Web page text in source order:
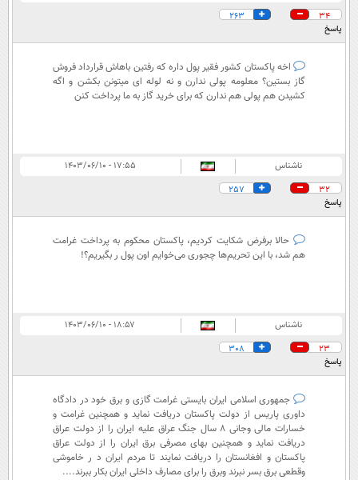
34
263
پاسخ
اخه پاکستان کشور فقیر پول داره که رفتین باهاش قرارداد فروش
گاز بستین؟ معلومه پولی ندارن و نه لوله ای میتونن بکشن و اگه
کشیدن هم پولی هم ندارن که برای خرید گاز به ما پرداخت کنن
ناشناس
۱۷:۵۵ - ۱۴۰۳/۰۶/۱۰
32
257
پاسخ
حالا برفرض شکایت کردیم، پاکستان محکوم به پرداخت غرامت
هم شد، با این تحریم‌ها چجوری می‌خوایم اون پول ر بگیریم؟!
ناشناس
۱۸:۵۷ - ۱۴۰۳/۰۶/۱۰
23
308
پاسخ
جمهوری اسلامی ایران بایستی غرامت گازی و برق خود در دادگاه
داوری پاریس از دولت پاکستان دریافت نماید و همچنین غرامت و
خسارات مالی وجانی ۸ سال جنگ عراق علیه ایران را از دولت عراق
دریافت نماید و همچنین بهای مصرفی برق ایران را از دولت عراق
پاکستان و افغانستان را دریافت نمایند تا مردم ایران د ر خاموشی
وقطعی برق بسر نبرند وبرق را برای مصارف داخلی ایران بکار ببرند....